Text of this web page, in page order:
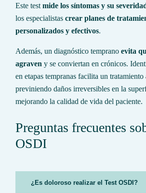
Este testmide los síntomas y su
los especialistas crear planes de
personalizados y efectivos.
Además, un diagnóstico temprano evita
agraven y se conviertan en crónicos.
en etapas tempranas facilita un tratamiento
previniendo daños irreversibles en la
mejorando la calidad de vida del paciente.
Preguntas frecuentes
OSDI
¿Es doloroso realizar el Test OSDI?